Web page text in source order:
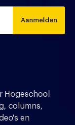
Aanmelden
Hogeschool
columns,
en